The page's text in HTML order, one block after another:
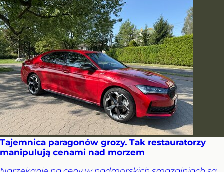
Tajemnica paragonów grozy. Tak restauratorzy
manipulują cenami nad morzem